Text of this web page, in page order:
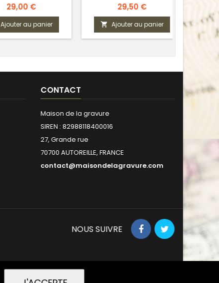
Prix
29,00 €
Ajouter au panier
Prix
29,50 €
 Ajouter au panier 
CONTACT
Maison de la gravure
SIREN : 82988118400016
27, Grande rue
70700 AUTOREILLE, FRANCE
contact@maisondelagravure.com
NOUS SUIVRE